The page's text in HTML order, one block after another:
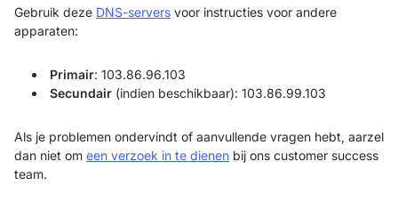
Gebruik deze DNS-servers voor instructies voor andere
apparaten:
Primair: 103.86.96.103
Secundair (indien beschikbaar): 103.86.99.103
Als je problemen ondervindt of aanvullende vragen hebt, aarzel
dan niet om een verzoek in te dienen bij ons customer success
team.